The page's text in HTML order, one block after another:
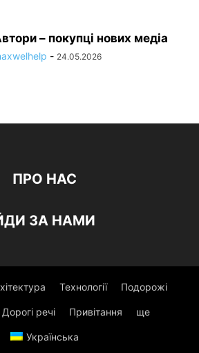
– покупці нових медіа
- 24.05.2026
ПРО НАС
ЗА НАМИ
Технології Подорожі
Дорогі речі Привітання ще
Українська